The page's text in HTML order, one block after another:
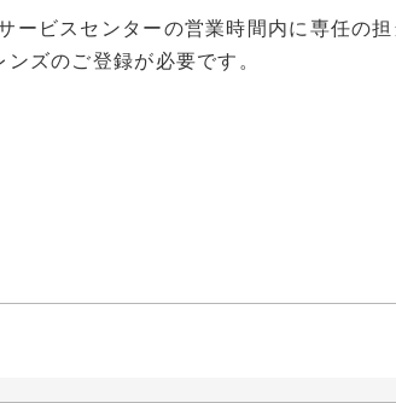
ビスセンターの営業時間内に専任の担
ズのご登録が必要です。